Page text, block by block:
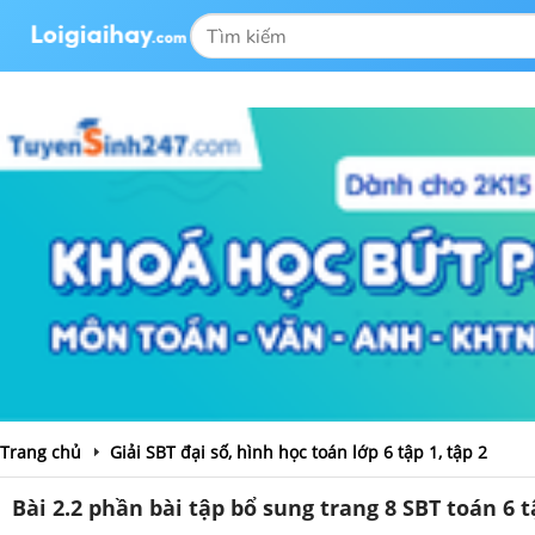
Trang chủ Giải SBT đại số, hình học toán lớp 6 tập 1, tập 2
Bài 2.2 phần bài tập bổ sung trang 8 SBT toán 6